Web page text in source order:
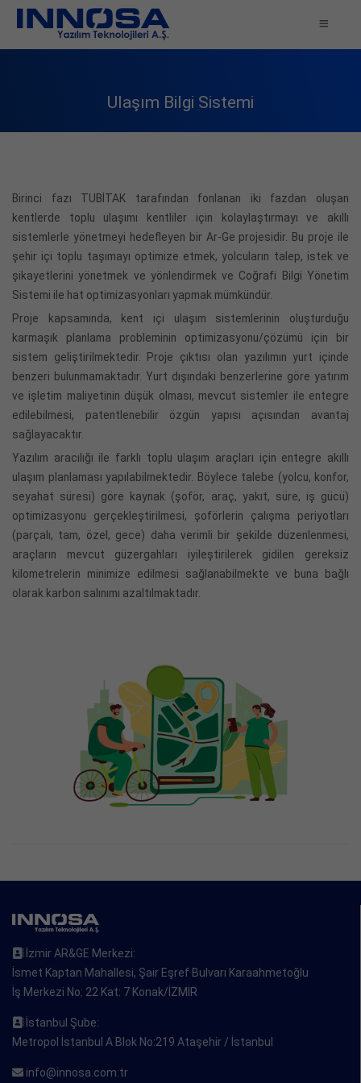
Ulaşım Bilgi Sistemi
Birinci fazı TUBİTAK tarafından fonlanan iki fazdan oluşan
kentlerde toplu ulaşımı kentliler için kolaylaştırmayı ve akıllı
sistemlerle yönetmeyi hedefleyen bir Ar-Ge projesidir. Bu proje ile
şehir içi toplu taşımayı optimize etmek, yolcuların talep, istek ve
şikayetlerini yönetmek ve yönlendirmek ve Coğrafi Bilgi Yönetim
Sistemi ile hat optimizasyonları yapmak mümkündür.
Proje kapsamında, kent içi ulaşım sistemlerinin oluşturduğu
karmaşık planlama probleminin optimizasyonu/çözümü için bir
sistem geliştirilmektedir. Proje çıktısı olan yazılımın yurt içinde
benzeri bulunmamaktadır. Yurt dışındaki benzerlerine göre yatırım
ve işletim maliyetinin düşük olması, mevcut sistemler ile entegre
edilebilmesi, patentlenebilir özgün yapısı açısından avantaj
sağlayacaktır.
Yazılım aracılığı ile farklı toplu ulaşım araçları için entegre akıllı
ulaşım planlaması yapılabilmektedir. Böylece talebe (yolcu, konfor,
seyahat süresi) göre kaynak (şoför, araç, yakıt, süre, iş gücü)
optimizasyonu gerçekleştirilmesi, şoförlerin çalışma periyotları
(parçalı, tam, özel, gece) daha verimli bir şekilde düzenlenmesi,
araçların mevcut güzergahları iyileştirilerek gidilen gereksiz
kilometrelerin minimize edilmesi sağlanabilmekte ve buna bağlı
olarak karbon salınımı azaltılmaktadır.
İzmir AR&GE Merkezi:
İsmet Kaptan Mahallesi, Şair Eşref Bulvarı Karaahmetoğlu
İş Merkezi No: 22 Kat: 7 Konak/İZMİR
İstanbul Şube:
Metropol İstanbul A Blok No:219 Ataşehir / İstanbul
info@innosa.com.tr